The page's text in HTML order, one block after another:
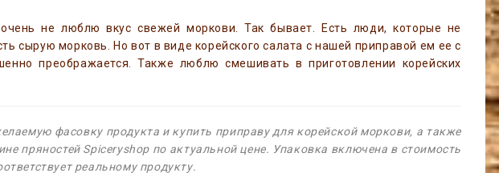
не люблю вкус свежей моркови. Так бывает. Есть люди, которые не
сырую морковь. Но вот в виде корейского салата с нашей приправой ем ее с
преображается. Также люблю смешивать в приготовлении корейских
фасовку продукта и купить приправу для корейской моркови, а также
пряностей Spiceryshop по актуальной цене. Упаковка включена в стоимость
реальному продукту.